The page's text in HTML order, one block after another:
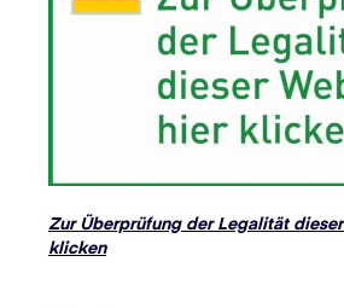
Zur Überprüfung der Legalität
klicken